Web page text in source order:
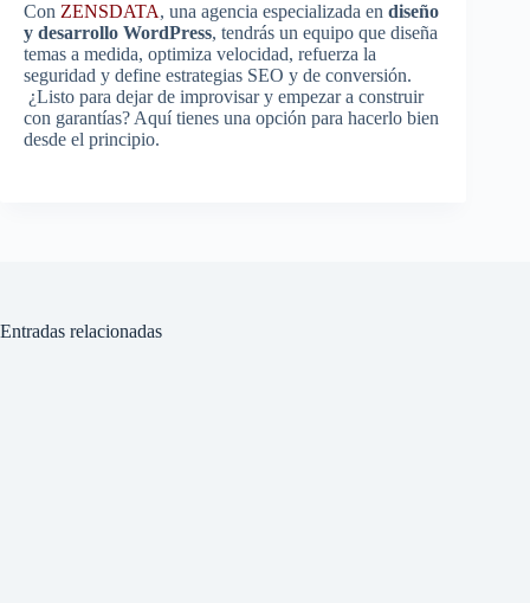
Con ZENSDATA, una agencia especializada en diseño
y desarrollo WordPress, tendrás un equipo que diseña
temas a medida, optimiza velocidad, refuerza la
seguridad y define estrategias SEO y de conversión.
¿Listo para dejar de improvisar y empezar a construir
con garantías? Aquí tienes una opción para hacerlo bien
desde el principio.
Entradas relacionadas